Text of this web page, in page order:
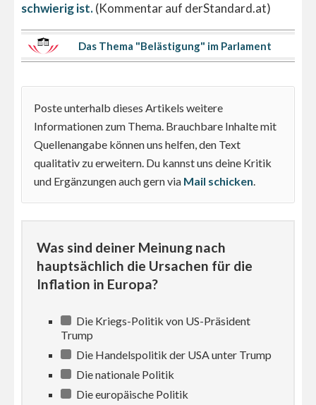
schwierig ist.(Kommentar auf derStandard.at)
Das Thema "Belästigung" im Parlament
Poste unterhalb dieses Artikels weitere
Informationen zum Thema. Brauchbare Inhalte mit
Quellenangabe können uns helfen, den Text
qualitativ zu erweitern. Du kannst uns deine Kritik
und Ergänzungen auch gern via Mail schicken.
Was sind deiner Meinung nach
hauptsächlich die Ursachen für die
Inflation in Europa?
Die Kriegs-Politik von US-Präsident
Trump
Die Handelspolitik der USA unter Trump
Die nationale Politik
Die europäische Politik